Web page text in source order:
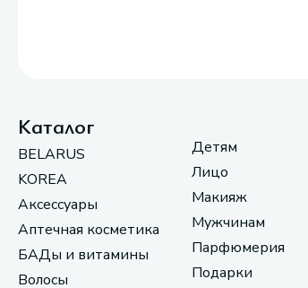
Каталог
BELARUS
KOREA
Аксессуары
Аптечная косметика
БАДы и витамины
Волосы
Детям
Лицо
Макияж
Мужчинам
Парфюмерия
Подарки